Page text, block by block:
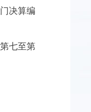
决算编
七至第